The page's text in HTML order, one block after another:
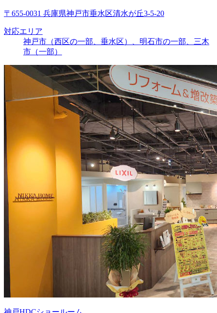
〒655-0031 兵庫県神戸市垂水区清水が丘3-5-20
対応エリア
神戸市（西区の一部、垂水区）、明石市の一部、三木
市（一部）